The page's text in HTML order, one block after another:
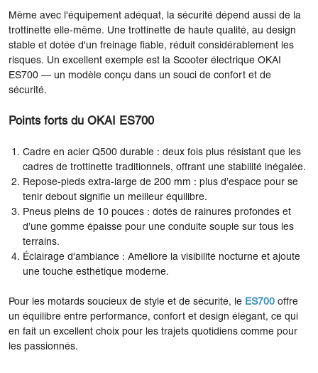
Même avec l'équipement adéquat, la sécurité dépend aussi de la
trottinette elle-même. Une trottinette de haute qualité, au design
stable et dotée d'un freinage fiable, réduit considérablement les
risques. Un excellent exemple est la Scooter électrique OKAI
ES700 — un modèle conçu dans un souci de confort et de
sécurité.
Points forts du OKAI ES700
Cadre en acier Q500 durable : deux fois plus résistant que les
cadres de trottinette traditionnels, offrant une stabilité inégalée.
Repose-pieds extra-large de 200 mm : plus d’espace pour se
tenir debout signifie un meilleur équilibre.
Pneus pleins de 10 pouces : dotés de rainures profondes et
d’une gomme épaisse pour une conduite souple sur tous les
terrains.
Éclairage d'ambiance : Améliore la visibilité nocturne et ajoute
une touche esthétique moderne.
Pour les motards soucieux de style et de sécurité, le ES700 offre
un équilibre entre performance, confort et design élégant, ce qui
en fait un excellent choix pour les trajets quotidiens comme pour
les passionnés.